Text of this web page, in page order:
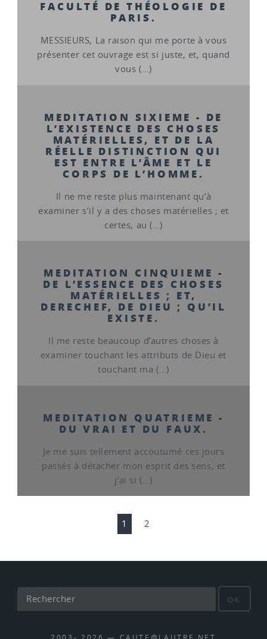
FACULTÉ DE THÉOLOGIE DE
PARIS.
MESSIEURS, La raison qui me porte à vous
présenter cet ouvrage est si juste, et, quand
vous (…)
MEDITATION SIXIEME - DE
L’EXISTENCE DES CHOSES
MATÉRIELLES, ET DE LA
RÉELLE DISTINCTION QUI
EST ENTRE L’ÂME ET LE
CORPS DE L’HOMME.
Il ne me reste plus maintenant qu’à
examiner s’il y a des choses matérielles ; et
certes, au (…)
MEDITATION CINQUIEME -
DE L’ESSENCE DES CHOSES
MATÉRIELLES ; ET,
DERECHEF, DE DIEU ; QU’IL
EXISTE.
Il me reste beaucoup d’autres choses à
examiner touchant les attributs de Dieu et
touchant ma (…)
MEDITATION QUATRIEME -
DU VRAI ET DU FAUX.
Je me suis tellement accoutumé ces jours
passés à détacher mon esprit des sens, et
j’ai si (…)
1 2
OK